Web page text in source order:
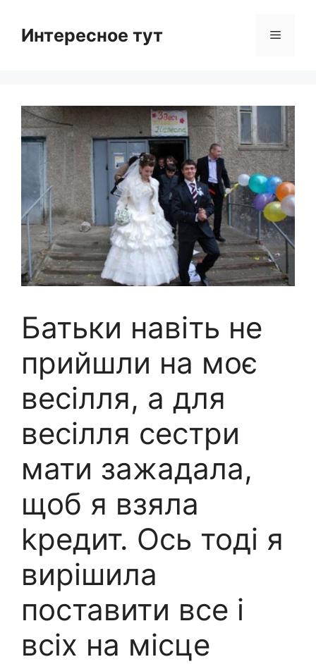
contentИнтересное тут Menu
Батьки навіть не
прийшли на моє
весілля, а для
весілля сестри
мати зажадала,
щоб я взяла
kредит. Ось тоді я
вирішила
поставити все і
всіх на місце